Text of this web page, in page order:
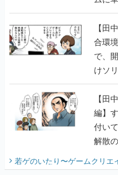
のい
【田
合環
で、
けソ
に行
【田
編】
付い
解散
『少
若ゲのいたり〜ゲームクリエ